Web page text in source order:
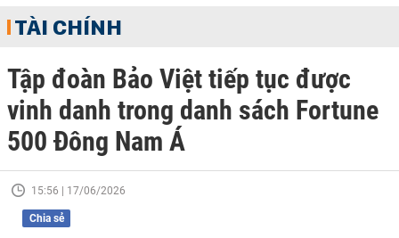
TÀI CHÍNH
Tập đoàn Bảo Việt tiếp tục được
vinh danh trong danh sách Fortune
500 Đông Nam Á
15:56 | 17/06/2026
Chia sẻ